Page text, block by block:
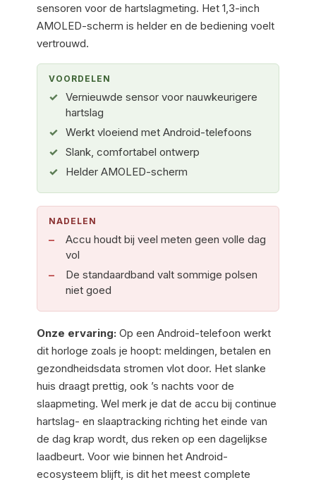
sensoren voor de hartslagmeting. Het 1,3-inch
AMOLED-scherm is helder en de bediening voelt
vertrouwd.
VOORDELEN
Vernieuwde sensor voor nauwkeurigere
hartslag
Werkt vloeiend met Android-telefoons
Slank, comfortabel ontwerp
Helder AMOLED-scherm
NADELEN
Accu houdt bij veel meten geen volle dag
vol
De standaardband valt sommige polsen
niet goed
Onze ervaring: Op een Android-telefoon werkt
dit horloge zoals je hoopt: meldingen, betalen en
gezondheidsdata stromen vlot door. Het slanke
huis draagt prettig, ook ’s nachts voor de
slaapmeting. Wel merk je dat de accu bij continue
hartslag- en slaaptracking richting het einde van
de dag krap wordt, dus reken op een dagelijkse
laadbeurt. Voor wie binnen het Android-
ecosysteem blijft, is dit het meest complete